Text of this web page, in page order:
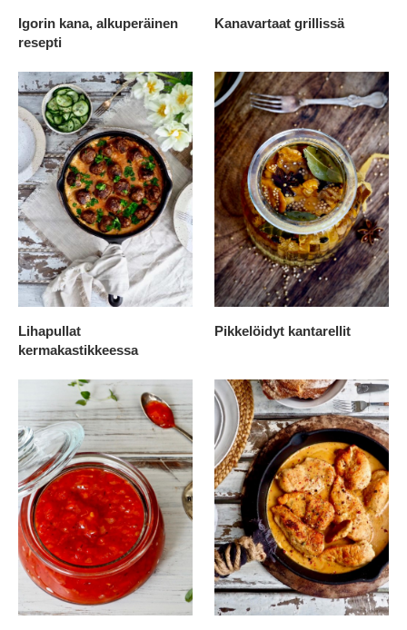
Igorin kana, alkuperäinen
resepti
Kanavartaat grillissä
Lihapullat
kermakastikkeessa
Pikkelöidyt kantarellit